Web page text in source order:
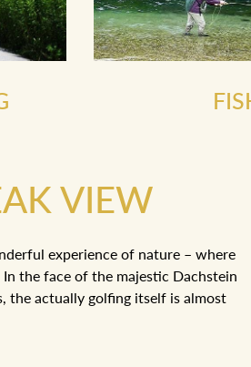
VIEW
experience of nature – where
the face of the majestic Dachstein
the actually golfing itself is almost